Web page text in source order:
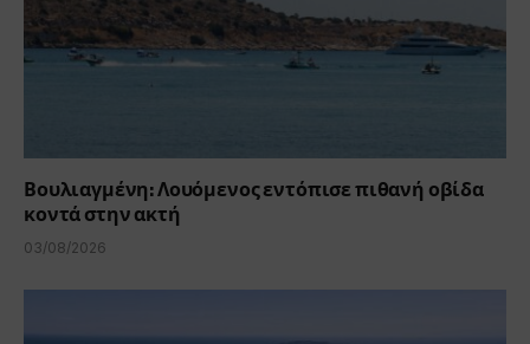
Βουλιαγμένη: Λουόμενος εντόπισε πιθανή οβίδα
κοντά στην ακτή
03/08/2026